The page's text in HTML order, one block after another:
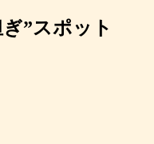
”スポット